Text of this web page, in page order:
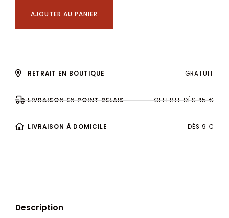
AJOUTER AU PANIER
RETRAIT EN BOUTIQUE GRATUIT
LIVRAISON EN POINT RELAIS OFFERTE DÈS 45 €
LIVRAISON À DOMICILE DÈS 9 €
Description